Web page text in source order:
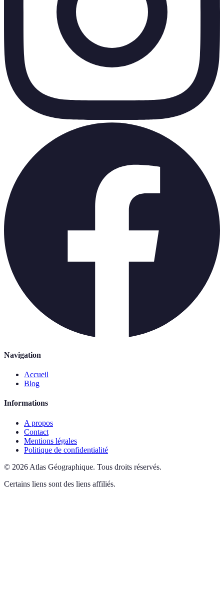
Navigation
Accueil
Blog
Informations
A propos
Contact
Mentions légales
Politique de confidentialité
© 2026 Atlas Géographique. Tous droits réservés.
Certains liens sont des liens affiliés.